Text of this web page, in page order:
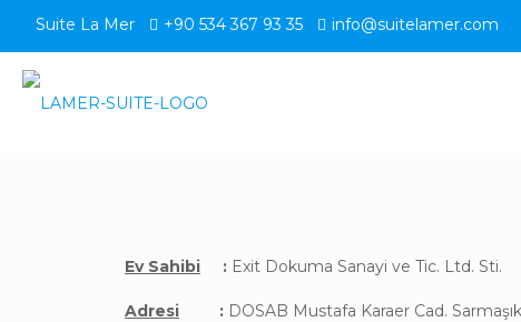
Suite La Mer +90 534 367 93 35 info@suitelamer.com
Ev Sahibi : Exit Dokuma Sanayi ve Tic. Ltd. Sti.
Adresi : DOSAB Mustafa Karaer Cad.